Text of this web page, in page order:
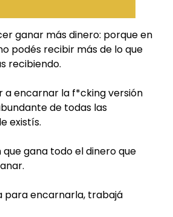
ganar más dinero: porque en
podés recibir más de lo que
recibiendo.
a encarnar la f*cking versión
de todas las
existís.
que gana todo el dinero que
para encarnarla, trabajá